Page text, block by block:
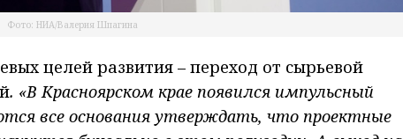
Фото: НИА/Валерия Шпагина
целей развития – переход от сырьевой
. «В Красноярском крае появился импульсный
все основания утверждать, что проектные